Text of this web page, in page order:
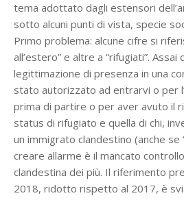
tema adottato dagli estensori
sotto alcuni punti di vista, specie
Primo problema: alcune cifre si
all’estero” e altre a “rifugiati”. Assai
legittimazione di presenza in una
stato autorizzato ad entrarvi o per
prima di partire o per aver avuto il
status di rifugiato e quella di chi,
un immigrato clandestino (anche se
creare allarme è il mancato
clandestina dei più. Il riferimento
2018, ridotto rispetto al 2017, è